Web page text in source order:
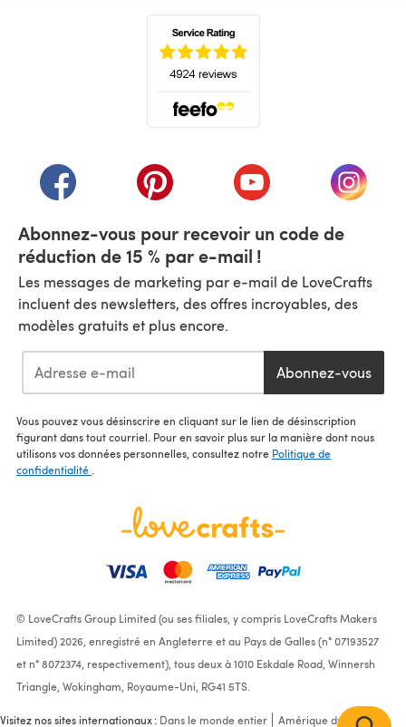
(s'ouvre dans un nouvel onglet)
(s'ouvre dans un nouvel onglet)
(s'ouvre dans un(s'ouvre
Abonnez-vous pour recevoir un code de
réduction de 15 % par e-mail !
Les messages de marketing par e-mail de LoveCrafts
incluent des newsletters, des offres incroyables, des
modèles gratuits et plus encore.
Abonnez-vous
Vous pouvez vous désinscrire en cliquant sur le lien de désinscription
figurant dans tout courriel. Pour en savoir plus sur la manière dont nous
utilisons vos données personnelles, consultez notre Politique de
confidentialité
© LoveCrafts Group Limited (ou ses filiales, y compris LoveCrafts Makers
Limited) 2026, enregistré en Angleterre et au Pays de Galles (n° 07193527
et n° 8072374, respectivement), tous deux à 1010 Eskdale Road, Winnersh
Triangle, Wokingham, Royaume-Uni, RG41 5TS.
Visitez nos sites internationaux : Dans le monde entier Amérique du Nord